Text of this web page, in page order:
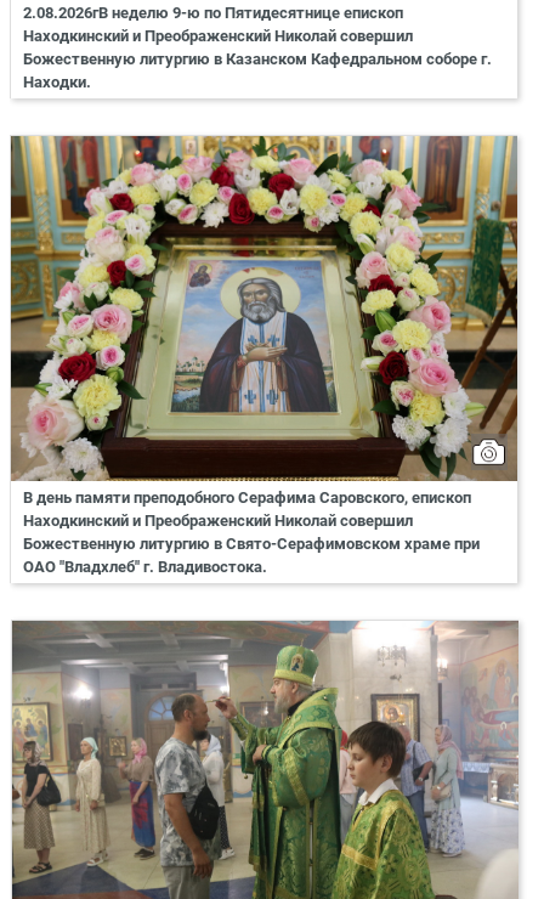
2.08.2026гВ неделю 9-ю по Пятидесятнице епископ
Находкинский и Преображенский Николай совершил
Божественную литургию в Казанском Кафедральном соборе г.
Находки.
В день памяти преподобного Серафима Саровского, епископ
Находкинский и Преображенский Николай совершил
Божественную литургию в Свято-Серафимовском храме при
ОАО "Владхлеб" г. Владивостока.